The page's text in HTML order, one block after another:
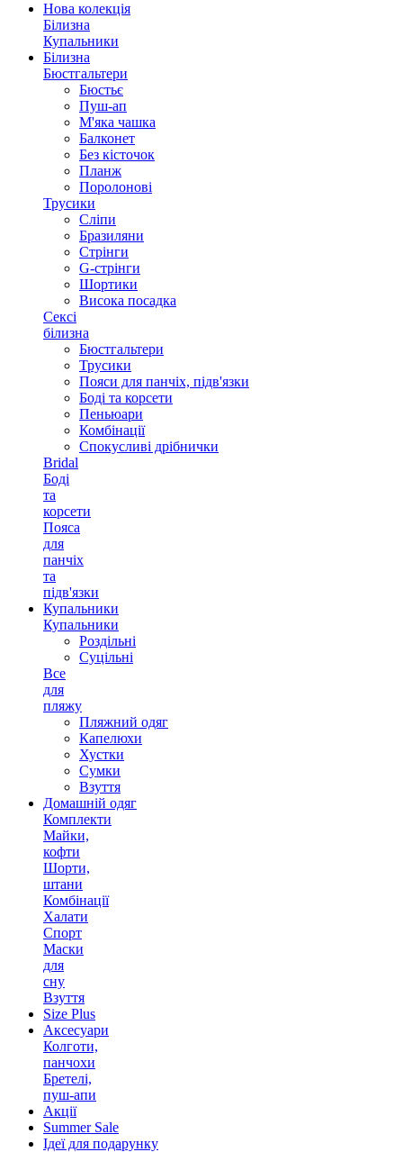
Нова колекція
Білизна
Купальники
Білизна
Бюстгальтери
Бюстьє
Пуш-ап
М'яка чашка
Балконет
Без кісточок
Планж
Поролонові
Трусики
Сліпи
Бразиляни
Стрінги
G-стрінги
Шортики
Висока посадка
Сексі
білизна
Бюстгальтери
Трусики
Пояси для панчіх, підв'язки
Боді та корсети
Пеньюари
Комбінації
Спокусливі дрібнички
Bridal
Боді
та
корсети
Пояса
для
панчіх
та
підв'язки
Купальники
Купальники
Роздільні
Суцільні
Все
для
пляжу
Пляжний одяг
Капелюхи
Хустки
Сумки
Взуття
Домашній одяг
Комплекти
Майки,
кофти
Шорти,
штани
Комбінації
Халати
Спорт
Маски
для
сну
Взуття
Size Plus
Аксесуари
Колготи,
панчохи
Бретелі,
пуш-апи
Акції
Summer Sale
Ідеї для подарунку